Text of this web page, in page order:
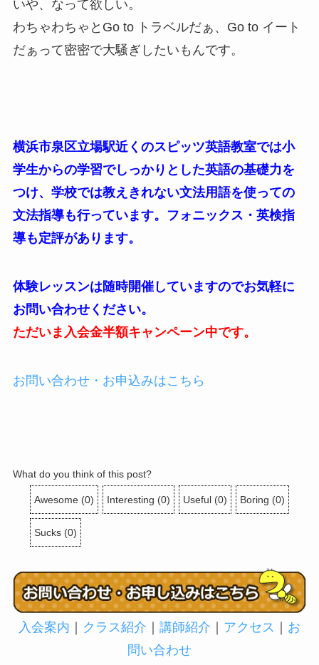
いや、なって欲しい。
わちゃわちゃとGo to トラベルだぁ、Go to イート
だぁって密密で大騒ぎしたいもんです。
横浜市泉区立場駅近くのスピッツ英語教室では小
学生からの学習でしっかりとした英語の基礎力を
つけ、学校では教えきれない文法用語を使っての
文法指導も行っています。フォニックス・英検指
導も定評があります。
体験レッスンは随時開催していますのでお気軽に
お問い合わせください。
ただいま入会金半額キャンペーン中です。
お問い合わせ・お申込みはこちら
What do you think of this post?
Awesome (0) Interesting (0) Useful (0) Boring (0)
Sucks (0)
入会案内 ｜ クラス紹介 ｜ 講師紹介 ｜ アクセス ｜ お
問い合わせ